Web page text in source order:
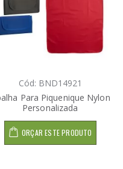
Cód: BND14921
Para Piquenique Nylon
Personalizada
ORÇAR ESTE PRODUTO